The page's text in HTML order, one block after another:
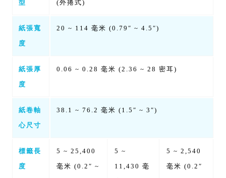
型 (外捲式)
紙張寬
度
20 ~ 114 毫米 (0.79″ ~ 4.5″)
紙張厚
度
0.06 ~ 0.28 毫米 (2.36 ~ 28 密耳)
紙卷軸
心尺寸
38.1 ~ 76.2 毫米 (1.5″ ~ 3″)
標籤長
度
5 ~ 25,400
毫米 (0.2″ ~
5 ~
11,430 毫
5 ~ 2,540
毫米 (0.2″